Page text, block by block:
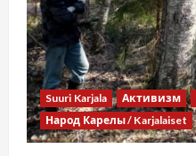
Suuri Karjala Активизм
Народ Карелы / Karjalaiset